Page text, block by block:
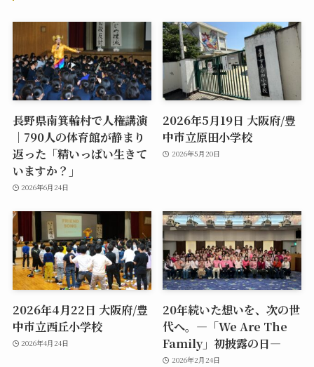
長野県南箕輪村で人権講演
｜790人の体育館が静まり
返った「精いっぱい生きて
いますか？」
2026年6月24日
2026年5月19日 大阪府/豊
中市立原田小学校
2026年5月20日
2026年4月22日 大阪府/豊
中市立西丘小学校
2026年4月24日
20年続いた想いを、次の世
代へ。―「We Are The
Family」初披露の日―
2026年2月24日